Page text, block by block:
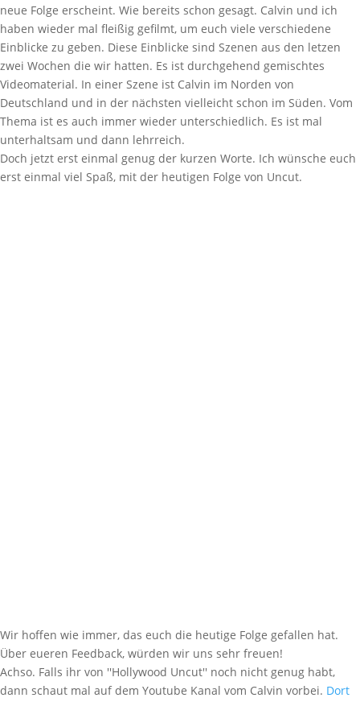
neue Folge erscheint. Wie bereits schon gesagt. Calvin und ich
haben wieder mal fleißig gefilmt, um euch viele verschiedene
Einblicke zu geben. Diese Einblicke sind Szenen aus den letzen
zwei Wochen die wir hatten. Es ist durchgehend gemischtes
Videomaterial. In einer Szene ist Calvin im Norden von
Deutschland und in der nächsten vielleicht schon im Süden. Vom
Thema ist es auch immer wieder unterschiedlich. Es ist mal
unterhaltsam und dann lehrreich.
Doch jetzt erst einmal genug der kurzen Worte. Ich wünsche euch
erst einmal viel Spaß, mit der heutigen Folge von Uncut.
Wir hoffen wie immer, das euch die heutige Folge gefallen hat.
Über eueren Feedback, würden wir uns sehr freuen!
Achso. Falls ihr von ''Hollywood Uncut'' noch nicht genug habt,
dann schaut mal auf dem Youtube Kanal vom Calvin vorbei. Dort